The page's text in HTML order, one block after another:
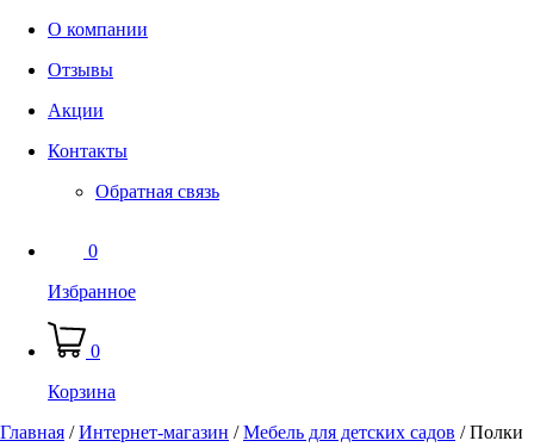
О компании
Отзывы
Акции
Контакты
Обратная связь
0
Избранное
0
Корзина
Главная /Интернет-магазин /Мебель для детских садов /Полки